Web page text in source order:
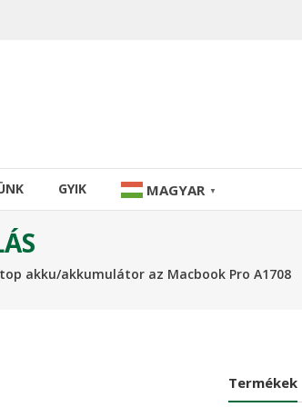
GYIK MAGYAR ▼
akku/akkumulátor az Macbook Pro A1708
Termékek